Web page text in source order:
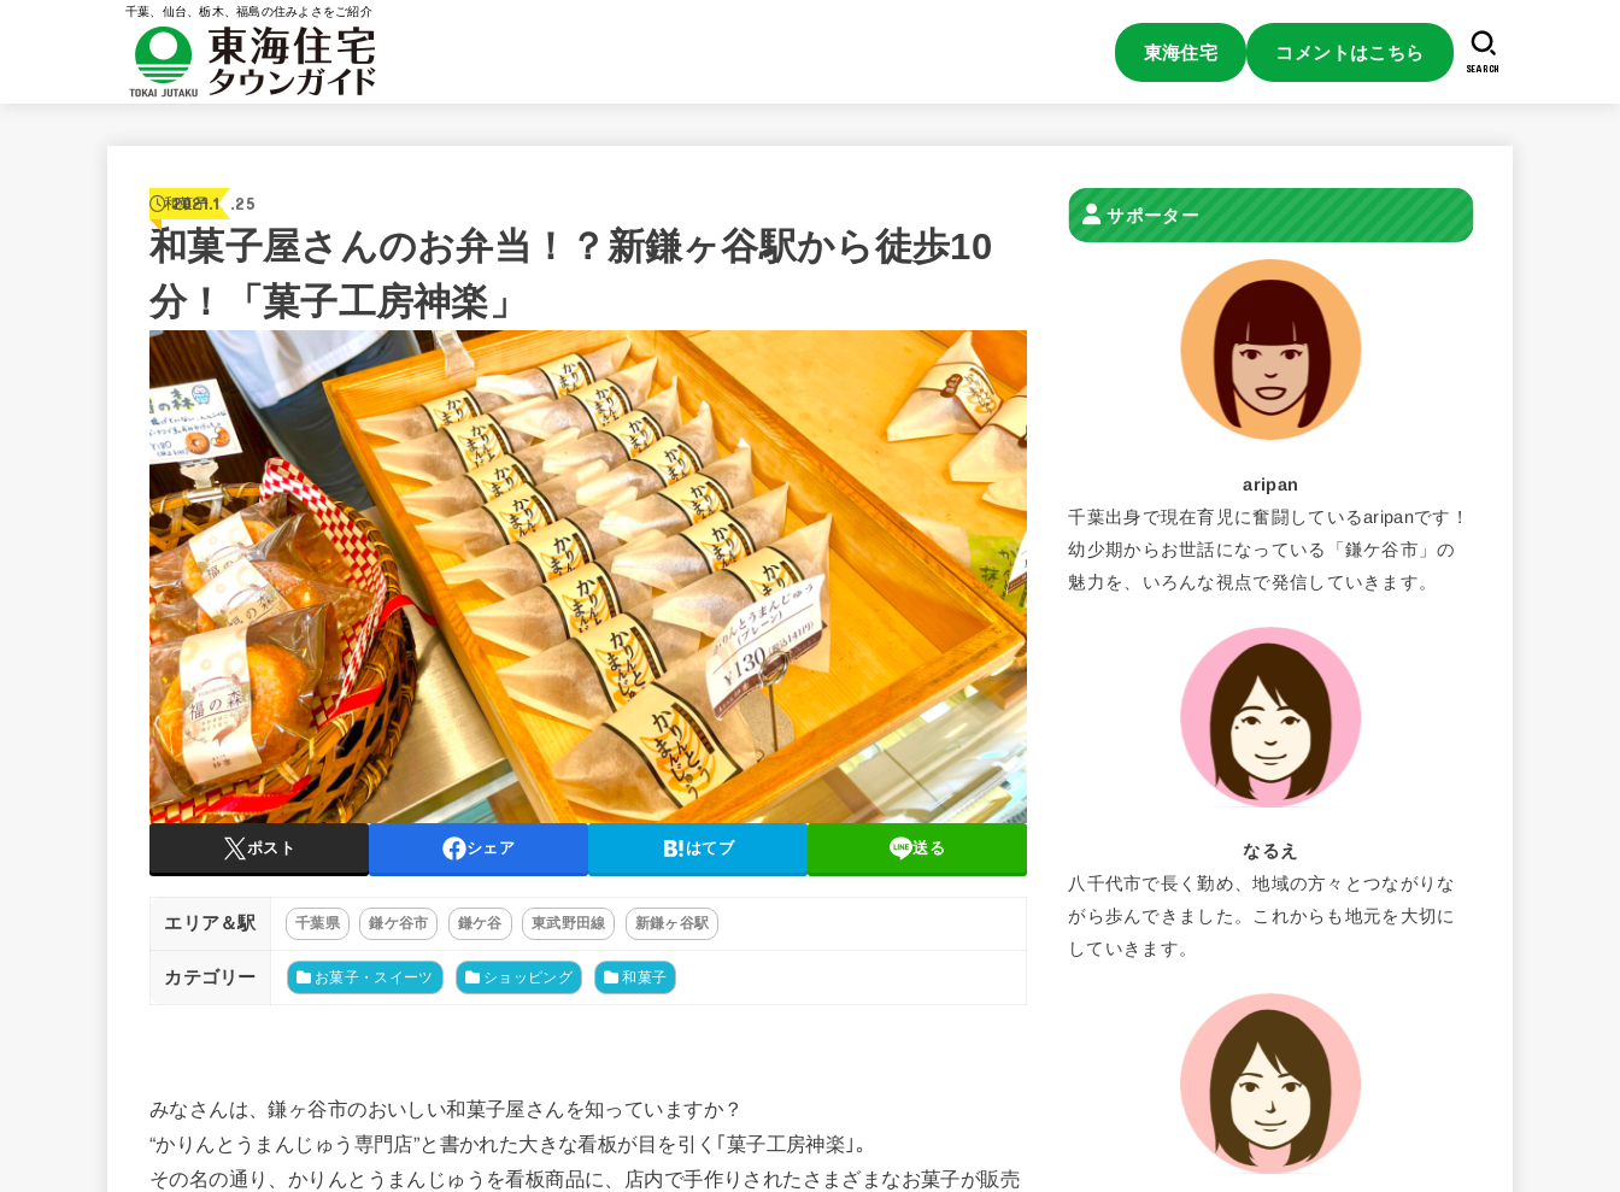
千葉、仙台、栃木、福島の住みよさをご紹介
東海住宅 コメントはこちら
SEARCH
和菓子
2021.12.25
和菓子屋さんのお弁当！？新鎌ヶ谷駅から徒歩10
分！「菓子工房神楽」
ポスト シェア はてブ 送る
エリア＆駅 千葉県 鎌ケ谷市 鎌ケ谷 東武野田線 新鎌ヶ谷駅
カテゴリー お菓子・スイーツ ショッピング 和菓子
みなさんは、鎌ヶ谷市のおいしい和菓子屋さんを知っていますか？
“かりんとうまんじゅう専門店”と書かれた大きな看板が目を引く｢菓子工房神楽｣。
その名の通り、かりんとうまんじゅうを看板商品に、店内で手作りされたさまざまなお菓子が販売
サポーター
aripan
千葉出身で現在育児に奮闘しているaripanです！
幼少期からお世話になっている「鎌ケ谷市」の
魅力を、いろんな視点で発信していきます。
なるえ
八千代市で長く勤め、地域の方々とつながりな
がら歩んできました。これからも地元を大切に
していきます。